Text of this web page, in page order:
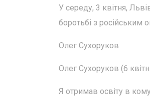
У середу, 3 квітня,
боротьбі з російським
Олег Сухоруков
Олег Сухоруков (6
Я отримав освіту в